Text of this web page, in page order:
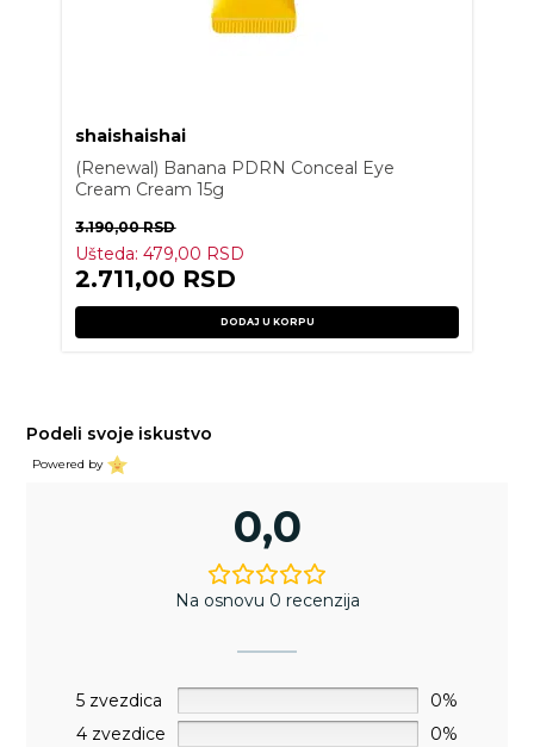
shaishaishai
(Renewal) Banana PDRN Conceal Eye
Cream Cream 15g
3.190,00RSD
Ušteda:479,00 RSD
2.711,00 RSD
DODAJ U KORPU
Podeli svoje iskustvo
Powered by
0,0
Na osnovu 0 recenzija
5 zvezdica
0%
4 zvezdice
0%